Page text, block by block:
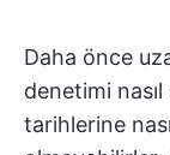
Daha önce
denetimi
tarihlerine